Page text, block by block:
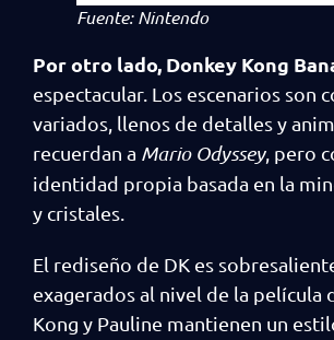
Fuente: Nintendo
Por otro lado, Donkey Kong
espectacular. Los escenarios son
variados, llenos de detalles y
recuerdan a Mario Odyssey, pero
identidad propia basada en la
y cristales.
El rediseño de DK es
exagerados al nivel de la película
Kong y Pauline mantienen un